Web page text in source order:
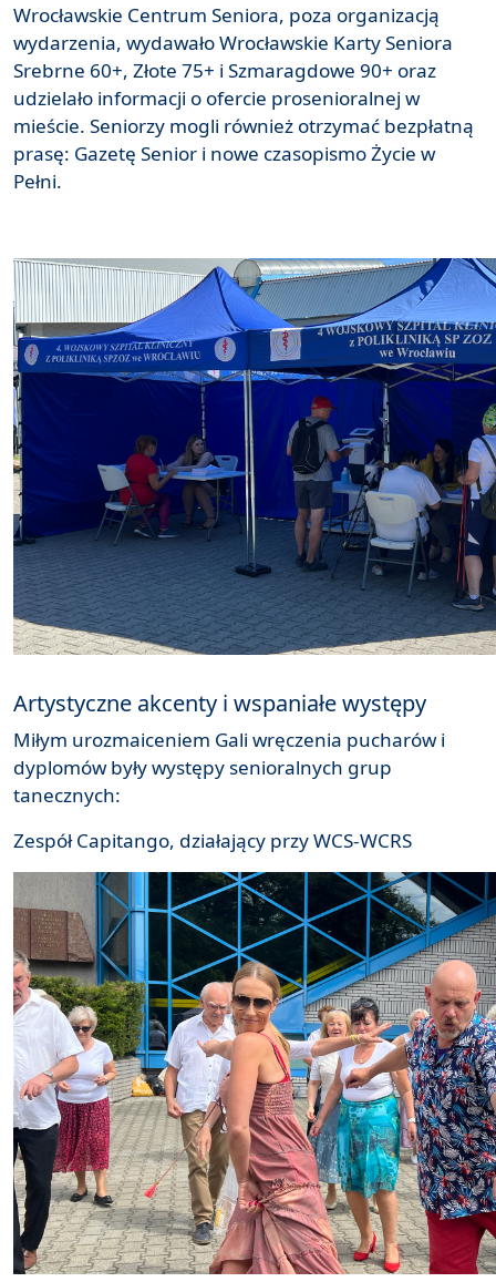
Wrocławskie Centrum Seniora, poza organizacją
wydarzenia, wydawało Wrocławskie Karty Seniora
Srebrne 60+, Złote 75+ i Szmaragdowe 90+ oraz
udzielało informacji o ofercie prosenioralnej w
mieście. Seniorzy mogli również otrzymać bezpłatną
prasę: Gazetę Senior i nowe czasopismo Życie w
Pełni.
Artystyczne akcenty i wspaniałe występy
Miłym urozmaiceniem Gali wręczenia pucharów i
dyplomów były występy senioralnych grup
tanecznych:
Zespół Capitango, działający przy WCS-WCRS